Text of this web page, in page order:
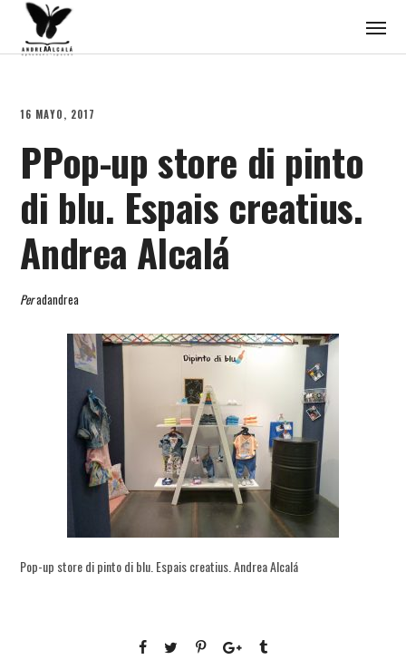
16 MAYO, 2017
PPop-up store di pinto
di blu. Espais creatius.
Andrea Alcalá
Peradandrea
Pop-up store di pinto di blu. Espais creatius. Andrea Alcalá